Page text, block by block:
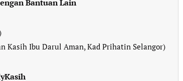
Bantuan Lain
Kasih Ibu Darul Aman, Kad Prihatin Selangor)